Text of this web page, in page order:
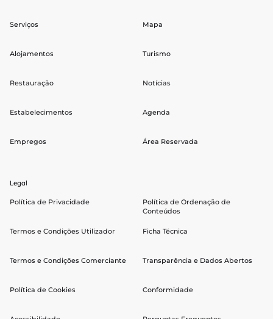
Serviços
Alojamentos
Restauração
Estabelecimentos
Empregos
Mapa
Turismo
Notícias
Agenda
Área Reservada
Legal
Política de Privacidade
Termos e Condições Utilizador
Termos e Condições Comerciante
Política de Cookies
Política de Ordenação de
Conteúdos
Ficha Técnica
Transparência e Dados Abertos
Conformidade